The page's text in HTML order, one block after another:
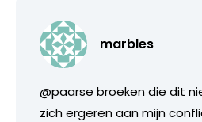
marbles
@paarse broeken die dit
zich ergeren aan mijn